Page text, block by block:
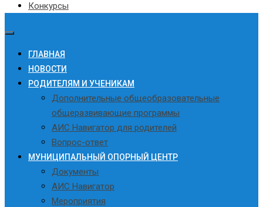
Конкурсы
ГЛАВНАЯ
НОВОСТИ
РОДИТЕЛЯМ И УЧЕНИКАМ
Дополнительные общеобразовательные
общеразвивающие программы
АИС Навигатор для родителей
Вопрос-ответ
МУНИЦИПАЛЬНЫЙ ОПОРНЫЙ ЦЕНТР
Документы
АИС Навигатор
Мероприятия